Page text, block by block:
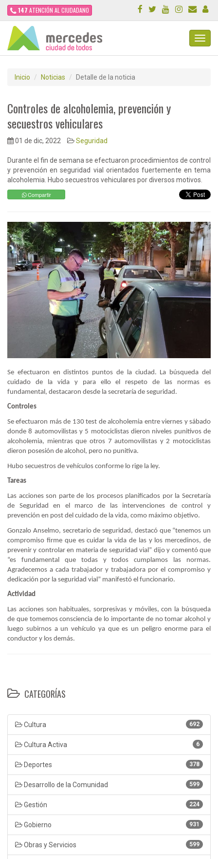
147 ATENCIÓN AL CIUDADANO
Inicio Noticias Detalle de la noticia
Controles de alcoholemia, prevención y
secuestros vehiculares
01 de dic, 2022 Seguridad
Durante el fin de semana se efectuaron procedimientos de control
y prevención en seguridad vial orientados fuertemente en tema
alcoholemia. Hubo secuestros vehiculares por diversos motivos.
Compartir
Se efectuaron en distintos puntos de la ciudad. La búsqueda del
cuidado de la vida y para ello el respeto de las normas es
fundamental, destacaron desde la secretaría de seguridad.
Controles
Se efectuaron más de 130 test de alcoholemia entre viernes y sábado
donde 8 automovilistas y 5 motociclistas dieron niveles punitivos de
alcoholemia, mientras que otros 7 automovilistas y 2 motociclistas
dieron posesión de alcohol, pero no punitiva.
Hubo secuestros de vehículos conforme lo rige la ley.
Tareas
Las acciones son parte de los procesos planificados por la Secretaría
de Seguridad en el marco de las intervenciones de control y
prevención en post del cuidado de la vida, como máximo objetivo.
Gonzalo Anselmo, secretario de seguridad, destacó que “tenemos un
compromiso firme que es cuidar la vida de las y los mercedinos, de
prevenir y controlar en materia de seguridad vial” dijo y comentó que
“es fundamental que todas y todos cumplamos las normas.
Agradecemos a cada trabajador y trabajadora por el compromiso y
dedicación por la seguridad vial” manifestó el funcionario.
Actividad
Las acciones son habituales, sorpresivas y móviles, con la búsqueda
de que tomemos consciencia de lo importante de no tomar alcohol y
luego subirnos a un vehículo ya que es un peligro enorme para el
conductor y los demás.
CATEGORÍAS
692
Cultura
6
Cultura Activa
378
Deportes
599
Desarrollo de la Comunidad
224
Gestión
931
Gobierno
599
Obras y Servicios